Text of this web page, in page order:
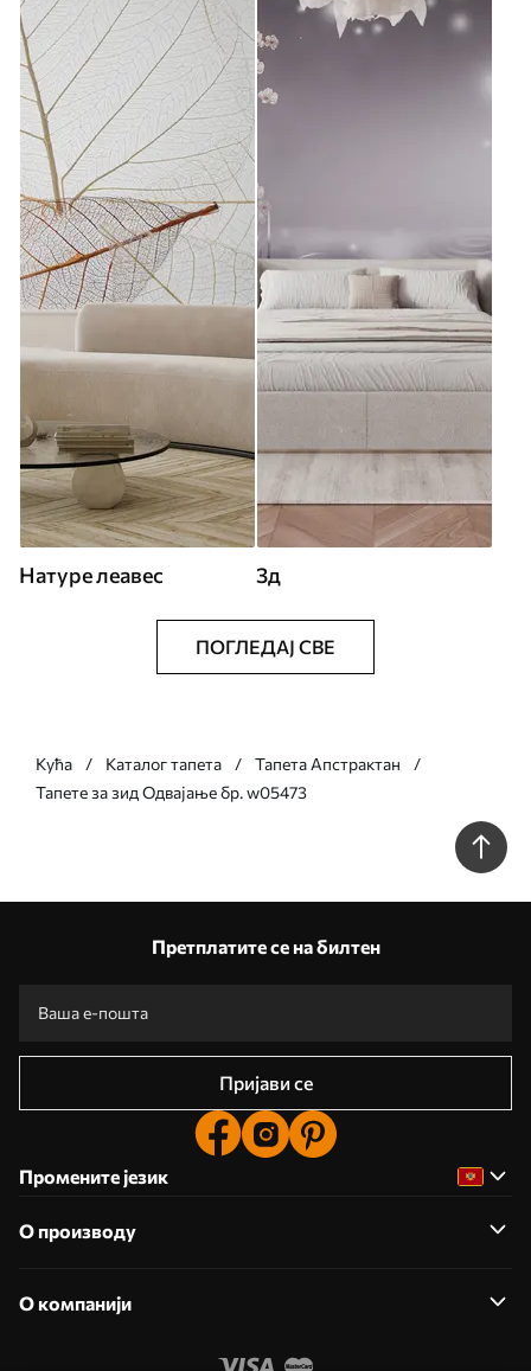
Натуре леавес 3д
ПОГЛЕДАЈ СВЕ
Кућа Каталог тапета
Тапета Апстрактан
Тапете за зид Одвајање бр. w05473
Претплатите се на билтен
Пријави се
Промените језик
О производу
О компанији